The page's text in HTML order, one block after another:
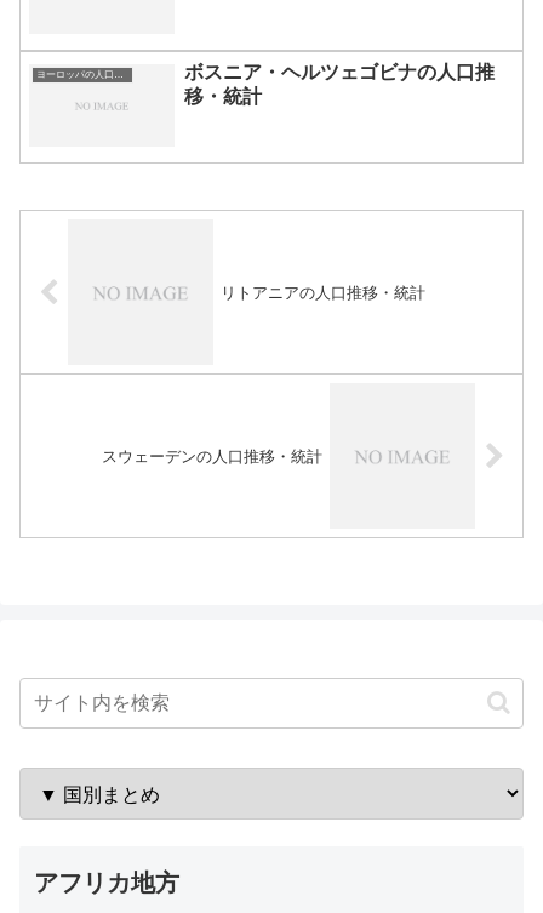
ヨーロッパの人口推移・統計
ボスニア・ヘルツェゴビナの人口推
移・統計
リトアニアの人口推移・統計
スウェーデンの人口推移・統計
アフリカ地方